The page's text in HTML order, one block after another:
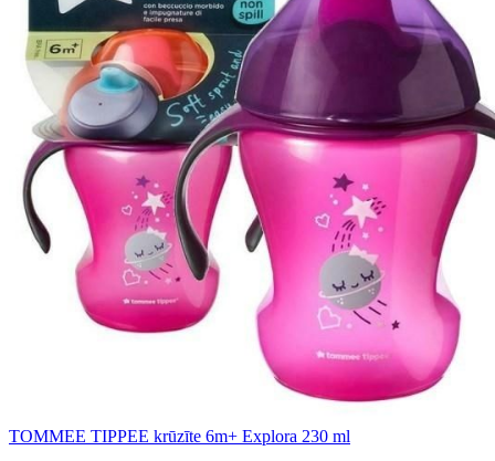
TOMMEE TIPPEE krūzīte 6m+ Explora 230 ml